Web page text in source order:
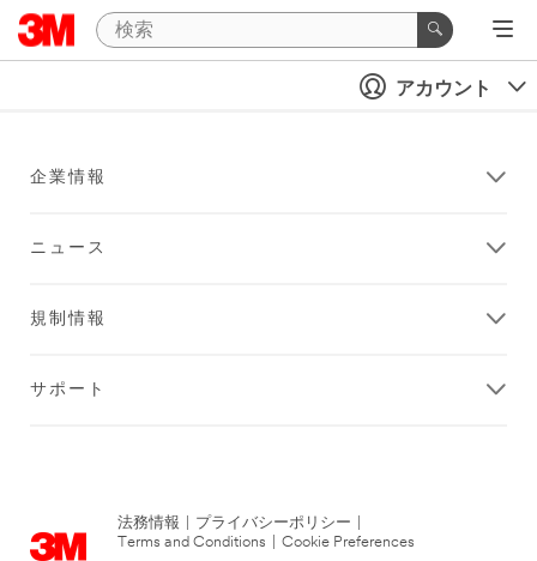
アカウント
企業情報
ニュース
規制情報
サポート
法務情報 プライバシーポリシー
Terms and Conditions
Cookie Preferences